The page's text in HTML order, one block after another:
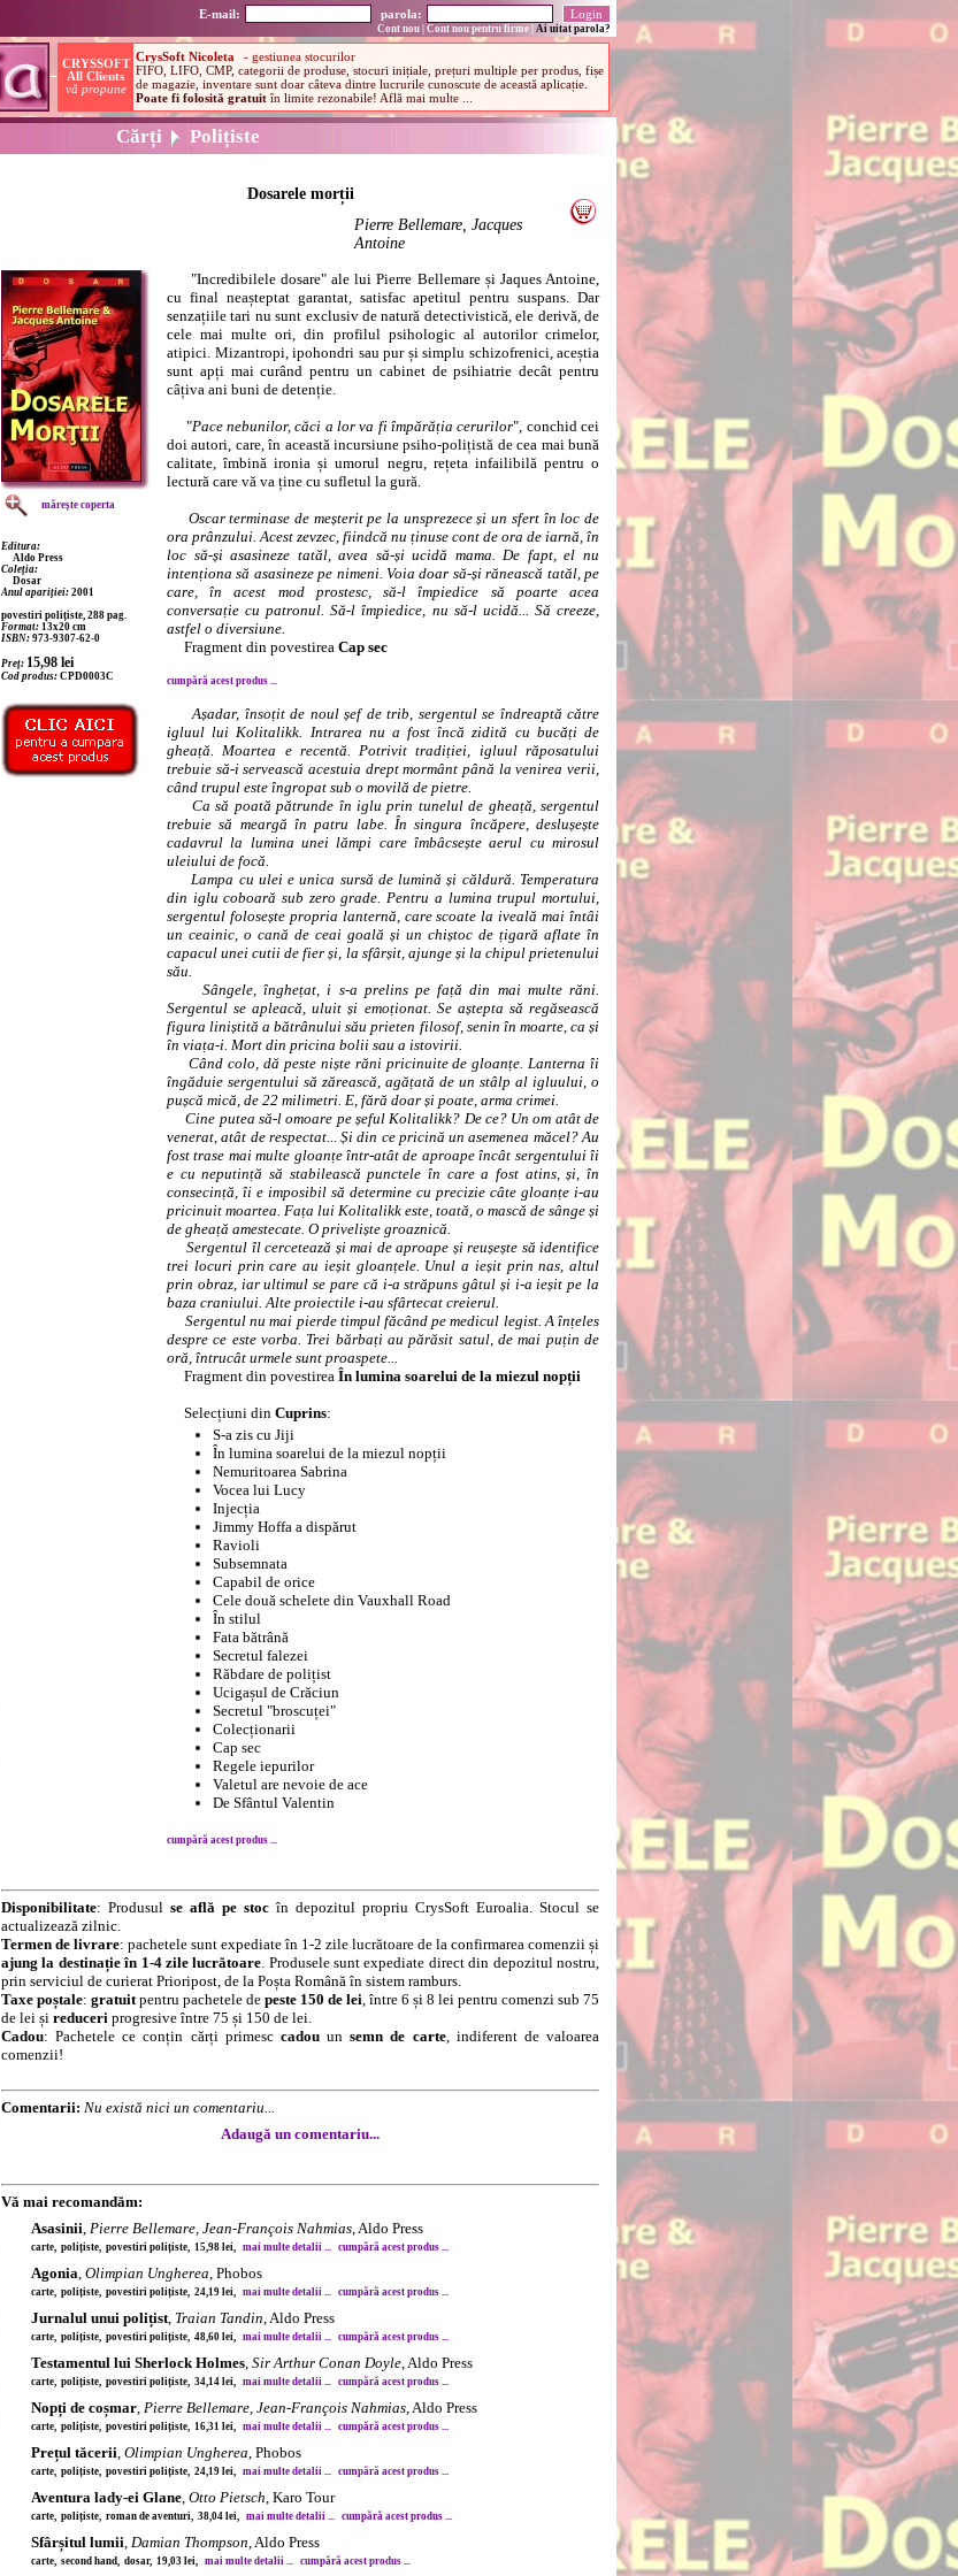
E-mail: parola:
Cont nou Cont nou pentru firme Ai uitat parola?
Cărți Polițiste
Dosarele morții
Pierre Bellemare, Jacques
Antoine
mărește coperta
Editura:
Aldo Press
Coleția:
Dosar
Anul apariției: 2001
povestiri polițiste, 288 pag.
Format: 13x20 cm
ISBN: 973-9307-62-0
Preț: 15,98 lei
Cod produs: CPD0003C
"Incredibilele dosare" ale lui Pierre Bellemare și Jaques Antoine,
cu final neașteptat garantat, satisfac apetitul pentru suspans. Dar
senzațiile tari nu sunt exclusiv de natură detectivistică, ele derivă, de
cele mai multe ori, din profilul psihologic al autorilor crimelor,
atipici. Mizantropi, ipohondri sau pur și simplu schizofrenici, aceștia
sunt apți mai curând pentru un cabinet de psihiatrie decât pentru
câțiva ani buni de detenție.
"Pace nebunilor, căci a lor va fi împărăția cerurilor", conchid cei
doi autori, care, în această incursiune psiho-polițistă de cea mai bună
calitate, îmbină ironia și umorul negru, rețeta infailibilă pentru o
lectură care vă va ține cu sufletul la gură.
Oscar terminase de meșterit pe la unsprezece și un sfert în loc de
ora prânzului. Acest zevzec, fiindcă nu ținuse cont de ora de iarnă, în
loc să-și asasineze tatăl, avea să-și ucidă mama. De fapt, el nu
intenționa să asasineze pe nimeni. Voia doar să-și rănească tatăl, pe
care, în acest mod prostesc, să-l împiedice să poarte acea
conversație cu patronul. Să-l împiedice, nu să-l ucidă... Să creeze,
astfel o diversiune.
Fragment din povestirea Cap sec
cumpără acest produs ...
Așadar, însoțit de noul șef de trib, sergentul se îndreaptă către
igluul lui Kolitalikk. Intrarea nu a fost încă zidită cu bucăți de
gheață. Moartea e recentă. Potrivit tradiției, igluul răposatului
trebuie să-i servească acestuia drept mormânt până la venirea verii,
când trupul este îngropat sub o movilă de pietre.
Ca să poată pătrunde în iglu prin tunelul de gheață, sergentul
trebuie să meargă în patru labe. În singura încăpere, deslușește
cadavrul la lumina unei lămpi care îmbâcsește aerul cu mirosul
uleiului de focă.
Lampa cu ulei e unica sursă de lumină și căldură. Temperatura
din iglu coboară sub zero grade. Pentru a lumina trupul mortului,
sergentul folosește propria lanternă, care scoate la iveală mai întâi
un ceainic, o cană de ceai goală și un chiștoc de țigară aflate în
capacul unei cutii de fier și, la sfârșit, ajunge și la chipul prietenului
său.
Sângele, înghețat, i s-a prelins pe față din mai multe răni.
Sergentul se apleacă, uluit și emoționat. Se aștepta să regăsească
figura liniștită a bătrânului său prieten filosof, senin în moarte, ca și
în viața-i. Mort din pricina bolii sau a istovirii.
Când colo, dă peste niște răni pricinuite de gloanțe. Lanterna îi
îngăduie sergentului să zărească, agățată de un stâlp al igluului, o
pușcă mică, de 22 milimetri. E, fără doar și poate, arma crimei.
Cine putea să-l omoare pe șeful Kolitalikk? De ce? Un om atât de
venerat, atât de respectat... Și din ce pricină un asemenea măcel? Au
fost trase mai multe gloanțe într-atât de aproape încât sergentului îi
e cu neputință să stabilească punctele în care a fost atins, și, în
consecință, îi e imposibil să determine cu precizie câte gloanțe i-au
pricinuit moartea. Fața lui Kolitalikk este, toată, o mască de sânge și
de gheață amestecate. O priveliște groaznică.
Sergentul îl cercetează și mai de aproape și reușește să identifice
trei locuri prin care au ieșit gloanțele. Unul a ieșit prin nas, altul
prin obraz, iar ultimul se pare că i-a străpuns gâtul și i-a ieșit pe la
baza craniului. Alte proiectile i-au sfârtecat creierul.
Sergentul nu mai pierde timpul făcând pe medicul legist. A înțeles
despre ce este vorba. Trei bărbați au părăsit satul, de mai puțin de
oră, întrucât urmele sunt proaspete...
Fragment din povestirea În lumina soarelui de la miezul nopții
Selecțiuni din Cuprins:
S-a zis cu Jiji
În lumina soarelui de la miezul nopții
Nemuritoarea Sabrina
Vocea lui Lucy
Injecția
Jimmy Hoffa a dispărut
Ravioli
Subsemnata
Capabil de orice
Cele două schelete din Vauxhall Road
În stilul
Fata bătrână
Secretul falezei
Răbdare de polițist
Ucigașul de Crăciun
Secretul "broscuței"
Colecționarii
Cap sec
Regele iepurilor
Valetul are nevoie de ace
De Sfântul Valentin
cumpără acest produs ...
Disponibilitate: Produsul se află pe stoc în depozitul propriu CrysSoft Euroalia. Stocul se
actualizează zilnic.
Termen de livrare: pachetele sunt expediate în 1-2 zile lucrătoare de la confirmarea comenzii și
ajung la destinație în 1-4 zile lucrătoare. Produsele sunt expediate direct din depozitul nostru,
prin serviciul de curierat Prioripost, de la Poșta Română în sistem ramburs.
Taxe poștale: gratuitpentru pachetele de peste 150 de lei, între 6 și 8 lei pentru comenzi sub 75
de lei și reduceri progresive între 75 și 150 de lei.
Cadou: Pachetele ce conțin cărți primesc cadouunsemn de carte, indiferent de valoarea
comenzii!
Comentarii: Nu există nici un comentariu...
Adaugă un comentariu...
Vă mai recomandăm:
Asasinii, Pierre Bellemare, Jean-François Nahmias, Aldo Press
carte, polițiste, povestiri polițiste, 15,98 lei, mai multe detalii ... cumpără acest produs ...
Agonia, Olimpian Ungherea, Phobos
carte, polițiste, povestiri polițiste, 24,19 lei, mai multe detalii ... cumpără acest produs ...
Jurnalul unui polițist, Traian Tandin, Aldo Press
carte, polițiste, povestiri polițiste, 48,60 lei, mai multe detalii ... cumpără acest produs ...
Testamentul lui Sherlock Holmes, Sir Arthur Conan Doyle, Aldo Press
carte, polițiste, povestiri polițiste, 34,14 lei, mai multe detalii ... cumpără acest produs ...
Nopți de coșmar, Pierre Bellemare, Jean-François Nahmias, Aldo Press
carte, polițiste, povestiri polițiste, 16,31 lei, mai multe detalii ... cumpără acest produs ...
Prețul tăcerii, Olimpian Ungherea, Phobos
carte, polițiste, povestiri polițiste, 24,19 lei, mai multe detalii ... cumpără acest produs ...
Aventura lady-ei Glane, Otto Pietsch, Karo Tour
carte, polițiste, roman de aventuri, 38,04 lei, mai multe detalii ... cumpără acest produs ...
Sfârșitul lumii, Damian Thompson, Aldo Press
carte, second hand, dosar, 19,03 lei, mai multe detalii ... cumpără acest produs ...